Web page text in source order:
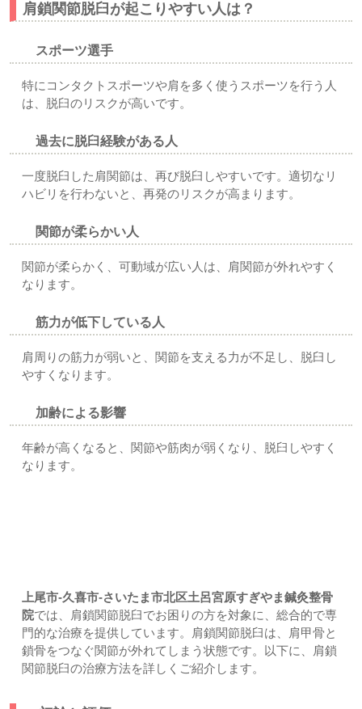
肩鎖関節脱臼が起こりやすい人は？
スポーツ選手
特にコンタクトスポーツや肩を多く使うスポーツを行う人
は、脱臼のリスクが高いです。
過去に脱臼経験がある人
一度脱臼した肩関節は、再び脱臼しやすいです。適切なリ
ハビリを行わないと、再発のリスクが高まります。
関節が柔らかい人
関節が柔らかく、可動域が広い人は、肩関節が外れやすく
なります。
筋力が低下している人
肩周りの筋力が弱いと、関節を支える力が不足し、脱臼し
やすくなります。
加齢による影響
年齢が高くなると、関節や筋肉が弱くなり、脱臼しやすく
なります。
上尾市-久喜市-さいたま市北区土呂宮原すぎやま鍼灸整骨
院では、肩鎖関節脱臼でお困りの方を対象に、総合的で専
門的な治療を提供しています。肩鎖関節脱臼は、肩甲骨と
鎖骨をつなぐ関節が外れてしまう状態です。以下に、肩鎖
関節脱臼の治療方法を詳しくご紹介します。